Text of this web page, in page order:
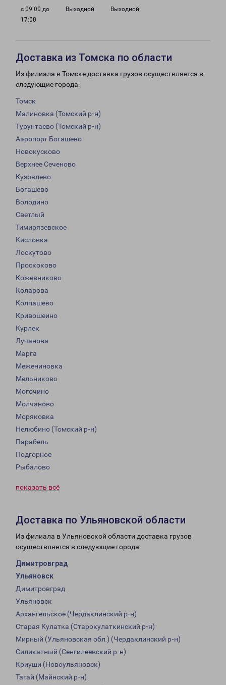
с 09:00 до
17:00
Выходной Выходной
Доставка из Томска по области
Из филиала в Томске доставка грузов осуществляется в
следующие города:
Томск
Малиновка (Томский р-н)
Турунтаево (Томский р-н)
Аэропорт Богашево
Новокусково
Верхнее Сеченово
Кузовлево
Богашево
Володино
Светлый
Тимирязевское
Кисловка
Лоскутово
Проскоково
Кожевниково
Коларова
Колпашево
Кривошеино
Курлек
Лучанова
Марга
Межениновка
Мельниково
Могочино
Молчаново
Моряковка
Нелюбино (Томский р-н)
Парабель
Подгорное
Рыбалово
показать всё
Доставка по Ульяновской области
Из филиала в Ульяновской области доставка грузов
осуществляется в следующие города:
Димитровград
Ульяновск
Димитровград
Ульяновск
Архангельское (Чердаклинский р-н)
Старая Кулатка (Старокулаткинский р-н)
Мирный (Ульяновская обл.) (Чердаклинский р-н)
Силикатный (Сенгилеевский р-н)
Криуши (Новоульяновск)
Тагай (Майнский р-н)